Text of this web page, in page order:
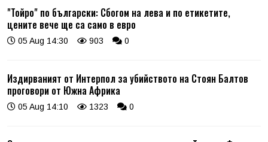
"Тойро" по български: Сбогом на лева и по етикетите,
цените вече ще са само в евро
05 Aug 14:30 903 0
Издирваният от Интерпол за убийството на Стоян Балтов
проговори от Южна Африка
05 Aug 14:10 1323 0